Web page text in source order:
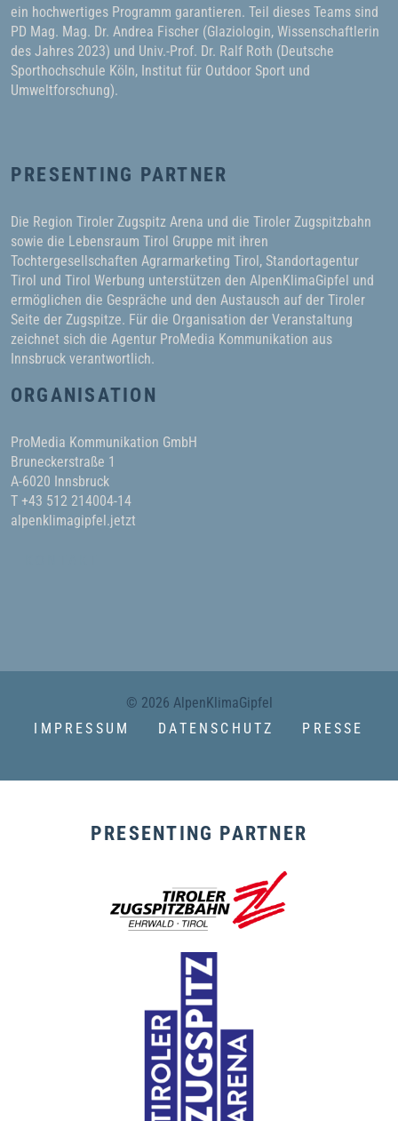
ein hochwertiges Programm garantieren. Teil dieses Teams sind
PD Mag. Mag. Dr. Andrea Fischer (Glaziologin, Wissenschaftlerin
des Jahres 2023) und Univ.-Prof. Dr. Ralf Roth (Deutsche
Sporthochschule Köln, Institut für Outdoor Sport und
Umweltforschung).
PRESENTING PARTNER
Die Region Tiroler Zugspitz Arena und die Tiroler Zugspitzbahn
sowie die Lebensraum Tirol Gruppe mit ihren
Tochtergesellschaften Agrarmarketing Tirol, Standortagentur
Tirol und Tirol Werbung unterstützen den AlpenKlimaGipfel und
ermöglichen die Gespräche und den Austausch auf der Tiroler
Seite der Zugspitze. Für die Organisation der Veranstaltung
zeichnet sich die Agentur ProMedia Kommunikation aus
Innsbruck verantwortlich.
ORGANISATION
ProMedia Kommunikation GmbH
Bruneckerstraße 1
A-6020 Innsbruck
T +43 512 214004-14
alpenklimagipfel.jetzt
© 2026 AlpenKlimaGipfel
IMPRESSUM
DATENSCHUTZ PRESSE
PRESENTING PARTNER